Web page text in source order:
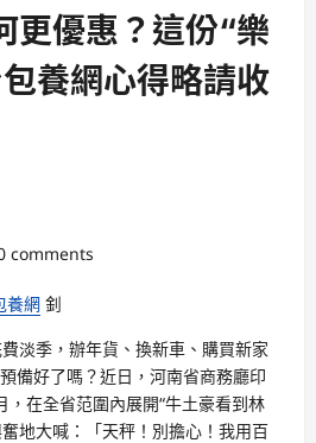
更優惠？這份“樂
養網心得略請收
comments
養網 釗
淡季，辦年貨、換新車、購買新家
備好了嗎？近日，河南省商務廳印
在全省范圍內展開“牛土豪看到林
地大喊：「天秤！別擔心！我用百